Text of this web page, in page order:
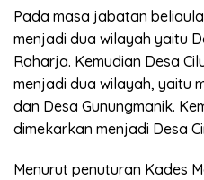
Pada masa jabatan
menjadi dua wilayah yaitu
Raharja. Kemudian Desa
menjadi dua wilayah, yaitu
dan Desa Gunungmanik.
dimekarkan menjadi Desa
Menurut penuturan Kades